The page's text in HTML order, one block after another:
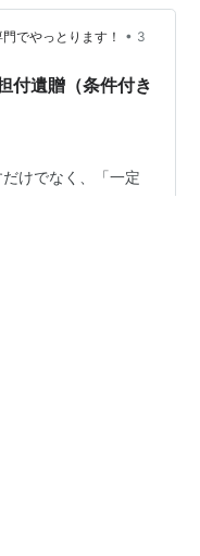
得税が問題となる
可能性もありま
付を行う場合に
意が必要です。
でやっとります！ • 3
付遺贈（条件付き